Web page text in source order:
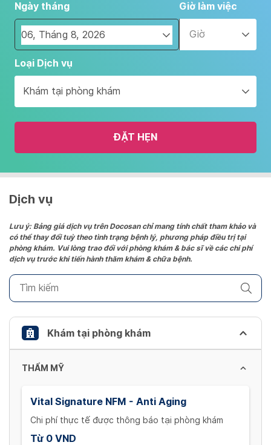
Ngày tháng
Navigate
forward
interact
with
the
and
date.
the
question
mark
to
keyboard
shortcuts
changing
Giờ làm việc
Giờ
Loại Dịch vụ
Khám tại phòng khám
ĐẶT HẸN
Dịch vụ
Lưu ý: Bảng giá dịch vụ trên Docosan chỉ mang tính chất tham khảo và
có thể thay đổi tuỳ theo tình trạng bệnh lý, phương pháp điều trị tại
phòng khám. Vui lòng trao đổi với phòng khám & bác sĩ về các chi phí
dịch vụ trước khi tiến hành thăm khám & chữa bệnh.
Khám tại phòng khám
THẨM MỸ
Vital Signature NFM - Anti Aging
Chi phí thực tế được thông báo tại phòng khám
Từ 0 VND